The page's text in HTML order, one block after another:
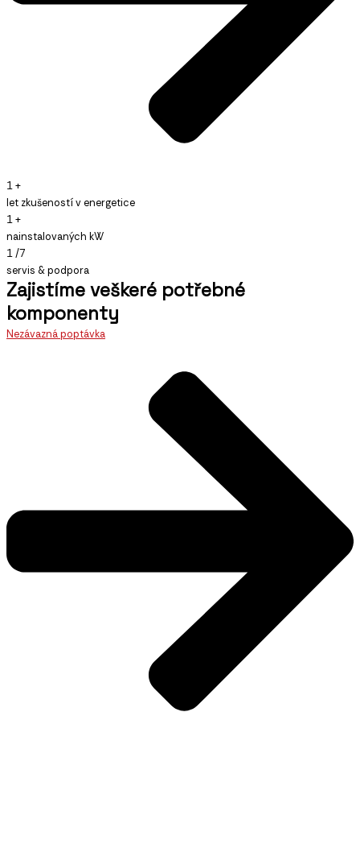
1+
let zkušeností v energetice
1+
nainstalovaných kW
1/7
servis & podpora
Zajistíme veškeré potřebné
komponenty
Nezávazná poptávka